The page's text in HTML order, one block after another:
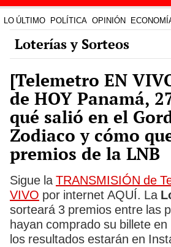
LO ÚLTIMO POLÍTICA OPINIÓN
Loterías y Sorteos
[Telemetro EN
de HOY Panamá,
qué salió en el
Zodiaco y cómo
premios de la LNB
Sigue la TRANSMISIÓN de
VIVO por internet AQUÍ. La
sorteará 3 premios entre las
hayan comprado su billete
los resultados estarán en